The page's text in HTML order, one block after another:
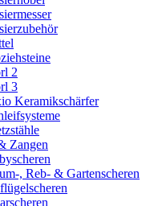
2
3
Keramikschärfer
Zangen
, Reb- & Gartenscheren